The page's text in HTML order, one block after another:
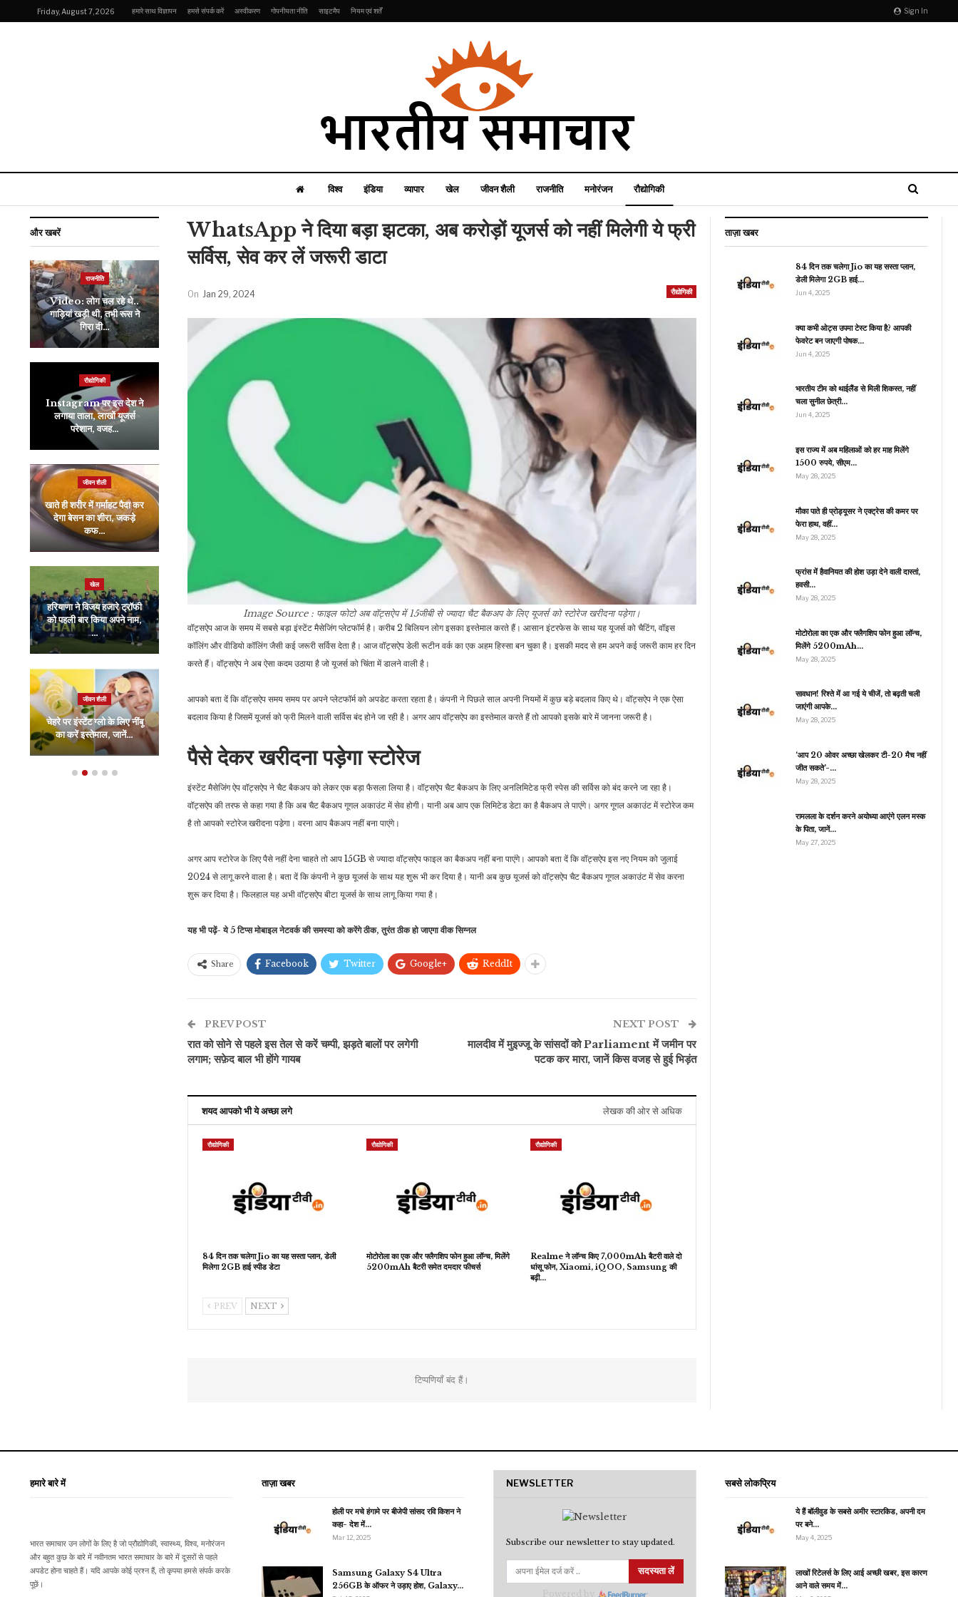
Sign In
Friday, August 7, 2026 हमारे साथ विज्ञापन हमसे संपर्क करें अस्वीकरण गोपनीयता नीति साइटमैप नियम एवं शर्तें
विश्व इंडिया व्यापार खेल जीवन शैली राजनीति मनोरंजन रौद्योगिकी
WhatsApp ने दिया बड़ा झटका, अब करोड़ों यूजर्स को नहीं मिलेगी ये फ्री
सर्विस, सेव कर लें जरूरी डाटा
रौद्योगिकी
On Jan 29, 2024
Image Source : फाइल फोटोअब वॉट्सऐप में 15जीबी से ज्यादा चैट बैकअप के लिए यूजर्स को स्टोरेज खरीदना पड़ेगा।
वॉट्सऐप आज के समय में सबसे बड़ा इंस्टेंट मैसेजिंग प्लेटफॉर्म है। करीब 2 बिलियन लोग इसका इस्तेमाल करते हैं। आसान इंटरफेस के साथ यह यूजर्स को चैटिंग, वॉइस
कॉलिंग और वीडियो कॉलिंग जैसी कई जरूरी सर्विस देता है। आज वॉट्सऐप डेली रूटीन वर्क का एक अहम हिस्सा बन चुका है। इसकी मदद से हम अपने कई जरूरी काम हर दिन
करते हैं। वॉट्सऐप ने अब ऐसा कदम उठाया है जो यूजर्स को चिंता में डालने वाली है।
आपको बता दें कि वॉट्सऐप समय समय पर अपने प्लेटफॉर्म को अपडेट करता रहता है। कंपनी ने पिछले साल अपनी नियमों में कुछ बड़े बदलाव किए थे। वॉट्सऐप ने एक ऐसा
बदलाव किया है जिसमें यूजर्स को फ्री मिलने वाली सर्विस बंद होने जा रही है। अगर आप वॉट्सऐप का इस्तेमाल करते हैं तो आपको इसके बारे में जानना जरूरी है।
पैसे देकर खरीदना पड़ेगा स्टोरेज
इंस्टेंट मैसेजिंग ऐप वॉट्सऐप ने चैट बैकअप को लेकर एक बड़ा फैसला लिया है। वॉट्सऐप चैट बैकअप के लिए अनलिमिटेड फ्री स्पेस की सर्विस को बंद करने जा रहा है।
वॉट्सऐप की तरफ से कहा गया है कि अब चैट बैकअप गूगल अकाउंट में सेव होगी। यानी अब आप एक लिमिटेड डेटा का है बैकअप ले पाएंगे। अगर गूगल अकाउंट में स्टोरेज कम
है तो आपको स्टोरेज खरीदना पडे़गा। वरना आप बैकअप नहीं बना पाएंगे।
अगर आप स्टोरेज के लिए पैसे नहीं देना चाहते तो आप 15GB से ज्यादा वॉट्सऐप फाइल का बैकअप नहीं बना पाएंगे। आपको बता दें कि वॉट्सऐप इस नए नियम को जुलाई
2024 से लागू करने वाला है। बता दें कि कंपनी ने कुछ यूजर्स के साथ यह शुरू भी कर दिया है। यानी अब कुछ यूजर्स को वॉट्सऐप चैट बैकअप गूगल अकाउंट में सेव करना
शुरू कर दिया है। फिलहाल यह अभी वॉट्सऐप बीटा यूजर्स के साथ लागू किया गया है।
यह भी पढ़ें- ये 5 टिप्स मोबाइल नेटवर्क की समस्या को करेंगे ठीक, तुरंत ठीक हो जाएगा वीक सिग्नल
Share Facebook Twitter Google+ ReddIt
PREV POST
रात को सोने से पहले इस तेल से करें चम्पी, झड़ते बालों पर लगेगी
लगाम; सफ़ेद बाल भी होंगे गायब
NEXT POST
मालदीव में मुइज्जू के सांसदों को Parliament में जमीन पर
पटक कर मारा, जानें किस वजह से हुई भिड़ंत
शयद आपको भी ये अच्छा लगे लेखक की ओर से अधिक
रौद्योगिकी
84 दिन तक चलेगा Jio का यह सस्ता प्लान, डेली
मिलेगा 2GB हाई स्पीड डेटा
रौद्योगिकी
मोटोरोला का एक और फ्लैगशिप फोन हुआ लॉन्च, मिलेंगे
5200mAh बैटरी समेत दमदार फीचर्स
रौद्योगिकी
Realme ने लॉन्च किए 7,000mAh बैटरी वाले दो
धांसू फोन, Xiaomi, iQOO, Samsung की
बढ़ी…
PREV NEXT
टिप्पणियाँ बंद हैं।
ताज़ा खबर
84 दिन तक चलेगा Jio का यह सस्ता प्लान,
डेली मिलेगा 2GB हाई…
Jun 4, 2025
क्या कभी ओट्स उपमा टेस्ट किया है? आपकी
फेवरेट बन जाएगी पोषक…
Jun 4, 2025
भारतीय टीम को थाईलैंड से मिली शिकस्त, नहीं
चला सुनील छेत्री…
Jun 4, 2025
इस राज्य में अब महिलाओं को हर माह मिलेंगे
1500 रुपये, सीएम…
May 28, 2025
मौका पाते ही प्रोड्यूसर ने एक्ट्रेस की कमर पर
फेरा हाथ, वहीं…
May 28, 2025
फ्रांस में हैवानियत की होश उड़ा देने वाली दास्तां,
हवसी…
May 28, 2025
मोटोरोला का एक और फ्लैगशिप फोन हुआ लॉन्च,
मिलेंगे 5200mAh…
May 28, 2025
सावधान! रिश्ते में आ गई ये चीजें, तो बढ़ती चली
जाएंगी आपके…
May 28, 2025
‘आप 20 ओवर अच्छा खेलकर टी-20 मैच नहीं
जीत सकते’-…
May 28, 2025
रामलला के दर्शन करने अयोध्या आएंगे एलन मस्क
के पिता, जानें…
May 27, 2025
और खबरें
राजनीति
Video: लोग चल रहे थे..
गाड़ियां खड़ी थी, तभी रूस ने
गिरा दी…
रौद्योगिकी
Instagram पर इस देश ने
लगाया ताला, लाखों यूजर्स
परेशान, वजह…
जीवन शैली
खाते ही शरीर में गर्माहट पैदा कर
देगा बेसन का शीरा, जकड़े
कफ…
खेल
हरियाणा ने विजय हजारे ट्रॉफी
को पहली बार किया अपने नाम,
…
जीवन शैली
चेहरे पर इंस्टेंट ग्लो के लिए नींबू
का करें इस्तेमाल, जानें…
गैंगेस्टर गोल्डी बराड़ ने यूपी के
मनोरंजन
मांझी के अमर प्रेम को दिखाने में
नहीं चूके नवाजुद्दीन…
BSNL ने अपने लाखों यूजर्स
बृजभूषण के बेटे करन भूषण सिंह
को कैसरगंज से टिकट देगी…
कैमरा वाला एक और सस्ता
200MP कैमरे वाला एक…
11 साल से ओझल है ‘मोहब्बतें’
का विक्रम कपूर,…
खेल
Olympics 2024:
आयरलैंड को हराकर अंक
तालिका में टॉप पर पहुंचा…
राजनीतिक दलों के लिए ‘यही
रात अंतिम, यही रात…
ऐप में आया खास सेफ्टी फीचर,
कदम,…
खेल
IND Vs ENG: टीम
इंडिया के इस खिलाड़ी की खुली
किस्मत,…
मॉस्को में हुए आतंकी हमले की
पीएम मोदी ने की निंदा, बोले-…
Anupamaa और अनुज
की जिंदगी में बढ़ गया एक और
विलेन! अधिक और…
ट्रैवल करते समय घूमने लगता
है सिर, मिचलाता है जी तो
चीन ने दिखा दी चालबाजी!
जीवन शैली
भारत का ऐसा खतरनाक गांव,
जहां पर पाले जाते हैं कोबरा,
सांपों…
करोड़ों Android यूजर्स को
कर लें…
BSNL के 365 दिन वाले
प्लान ने बढ़ाई Jio, Airtel
की धड़कन,…
बेमेल! गठबंधन तो कर लिया, पर
हमारे बारे में
भारत समाचार उन लोगों के लिए है जो प्रौद्योगिकी, स्वास्थ्य, विश्व, मनोरंजन
और बहुत कुछ के बारे में नवीनतम भारत समाचार के बारे में दूसरों से पहले
अपडेट होना चाहते हैं। यदि आपके कोई प्रश्न हैं, तो कृपया हमसे संपर्क करके
पूछें।
ताज़ा खबर
होली पर मचे हंगामे पर बीजेपी सांसद रवि किशन ने
कहा- देश में…
Mar 12, 2025
Samsung Galaxy S4 Ultra
256GB के ऑफर ने उड़ाए होश, Galaxy…
NEWSLETTER
Subscribe our newsletter to stay updated.
सदस्यता लें
सबसे लोकप्रिय
ये हैं बॉलीवुड के सबसे अमीर स्टारकिड, अपनी दम
पर बने…
May 4, 2025
लाखों रिटेलर्स के लिए आई अच्छी खबर, इस कारण
आने वाले समय में…